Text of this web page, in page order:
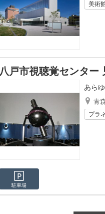
美術
八戸市視聴覚センター
あら
青
プラ
駐車場